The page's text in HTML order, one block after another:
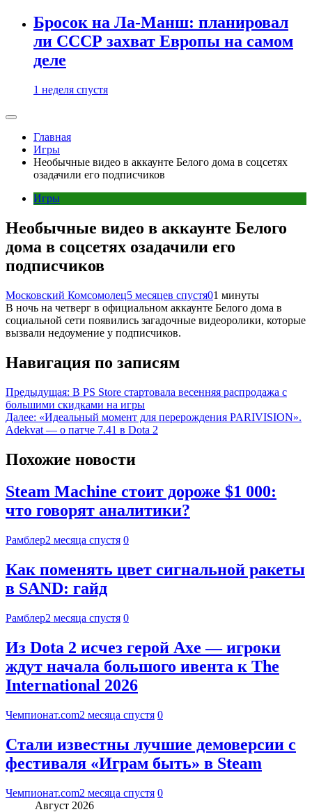
Бросок на Ла-Манш: планировал
ли СССР захват Европы на самом
деле
1 неделя спустя
Главная
Игры
Необычные видео в аккаунте Белого дома в соцсетях
озадачили его подписчиков
Игры
Необычные видео в аккаунте Белого
дома в соцсетях озадачили его
подписчиков
Московский Комсомолец5 месяцев спустя01 минуты
В ночь на четверг в официальном аккаунте Белого дома в
социальной сети появились загадочные видеоролики, которые
вызвали недоумение у подписчиков.
Навигация по записям
Предыдущая: В PS Store стартовала весенняя распродажа с
большими скидками на игры
Далее: «Идеальный момент для перерождения PARIVISION».
Adekvat — о патче 7.41 в Dota 2
Похожие новости
Steam Machine стоит дороже $1 000:
что говорят аналитики?
Рамблер2 месяца спустя 0
Как поменять цвет сигнальной ракеты
в SAND: гайд
Рамблер2 месяца спустя 0
Из Dota 2 исчез герой Axe — игроки
ждут начала большого ивента к The
International 2026
Чемпионат.com2 месяца спустя 0
Стали известны лучшие демоверсии с
фестиваля «Играм быть» в Steam
Чемпионат.com2 месяца спустя 0
Август 2026